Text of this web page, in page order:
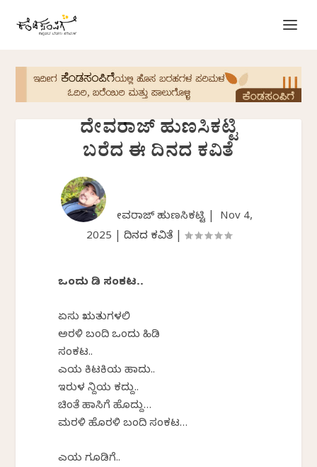
ದೇವರಾಜ್ ಹುಣಸಿಕಟ್ಟಿ
ಬರೆದ ಈ ದಿನದ ಕವಿತೆ
ದೇವರಾಜ್‌ ಹುಣಸಿಕಟ್ಟಿ | Nov 4,
2025
ದಿನದ ಕವಿತೆ|
ಒಂದು ಹಿಡಿ ಸಂಕಟ..
ಏಸುಋತುಗಳಲಿ
ಅರಳಿ ಬಂದಿದೆ ಒಂದು ಹಿಡಿ
ಸಂಕಟ..
ಎದೆಯ ಕಿಟಕಿಯ ಹಾದು..
ಇರುಳ ನಿದ್ದೆಯ ಕದ್ದು..
ಚಿಂತೆ ಹಾಸಿಗೆ ಹೊದ್ದು…
ಮರಳಿ ಹೊರಳಿ ಬಂದಿದೆ ಸಂಕಟ…
ಎದೆಯಗೂಡಿಗೆ..